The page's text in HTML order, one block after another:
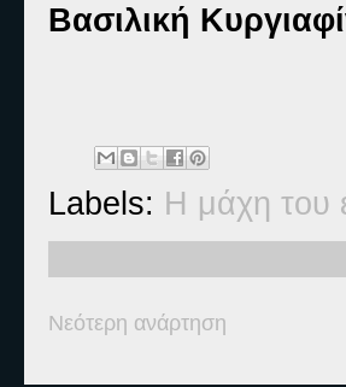
Βασιλική
Labels: Η μάχη του
Νεότερη ανάρτηση